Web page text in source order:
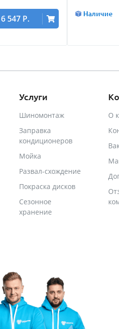
6 547 Р. Наличие
Услуги
Шиномонтаж
Заправка
кондиционеров
Мойка
Развал-схождение
Покраска дисков
Сезонное
хранение
О